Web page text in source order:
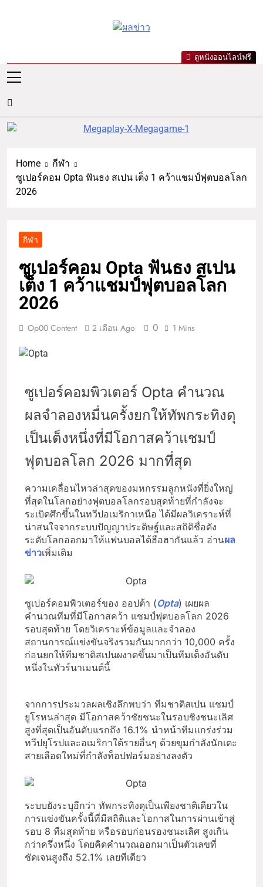
ผลข่าว.com
เกาะกระแสดารา ข่าวกีฬารอบ
ดูหนังออนไลน์ฟรี
Home
กีฬา
ซูเปอร์คอม Opta ฟันธง สเปน เต็ง 1 คว้าแชมป์ฟุตบอลโลก
2026
กีฬา
ซูเปอร์คอม Opta ฟันธง สเปน
เต็ง 1 คว้าแชมป์ฟุตบอลโลก
2026
Op00 Content 2 เดือน Ago 0 1 Mins
ซูเปอร์คอมพิวเตอร์ Opta คำนวณ
ผลจำลองหมื่นครั้งยกให้ทัพกระทิงดุ
เป็นเต็งหนึ่งที่มีโอกาสคว้าแชมป์
ฟุตบอลโลก 2026 มากที่สุด
ความเคลื่อนไหวล่าสุดของมหกรรมลูกหนังที่ยิ่งใหญ่
ที่สุดในโลกอย่างฟุตบอลโลกรอบสุดท้ายที่กำลังจะ
ระเบิดศึกขึ้นในทวีปอเมริกาเหนือ ได้มีผลวิเคราะห์ที่
น่าสนใจจากระบบปัญญาประดิษฐ์และสถิติชื่อดัง
ระดับโลกออกมาให้แฟนบอลได้ฮือฮากันแล้ว อ่านผล
ข่าวเพิ่มเติม
ซูเปอร์คอมพิวเตอร์ของ ออปต้า (Opta) เผยผล
คำนวณทีมที่มีโอกาสคว้า แชมป์ฟุตบอลโลก 2026
รอบสุดท้าย โดยวิเคราะห์ข้อมูลและจำลอง
สถานการณ์แข่งขันจริงรวมกันมากกว่า 10,000 ครั้ง
ก่อนยกให้ทีมชาติสเปนผงาดขึ้นมาเป็นทีมเต็งอันดับ
หนึ่งในทัวร์นาเมนต์นี้
จากการประมวลผลเชิงลึกพบว่า ทีมชาติสเปน แชมป์
ยูโรหนล่าสุด มีโอกาสคว้าชัยชนะในรอบชิงชนะเลิศ
สูงที่สุดเป็นอันดับแรกถึง 16.1% นำหน้าทีมแกร่งร่วม
ทวีปยุโรปและอเมริกาใต้รายอื่นๆ ด้วยขุมกำลังนักเตะ
สายเลือดใหม่ที่กำลังท็อปฟอร์มอย่างลงตัว
ระบบยังระบุอีกว่า ทัพกระทิงดุเป็นเพียงชาติเดียวใน
การแข่งขันครั้งนี้ที่มีสถิติและโอกาสในการผ่านเข้าสู่
รอบ 8 ทีมสุดท้าย หรือรอบก่อนรองชนะเลิศ สูงเกิน
กว่าครึ่งหนึ่ง โดยคิดคำนวณออกมาเป็นตัวเลขที่
ชัดเจนสูงถึง 52.1% เลยทีเดียว